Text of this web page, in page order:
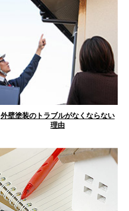
外壁塗装のトラブルがなくならない
理由